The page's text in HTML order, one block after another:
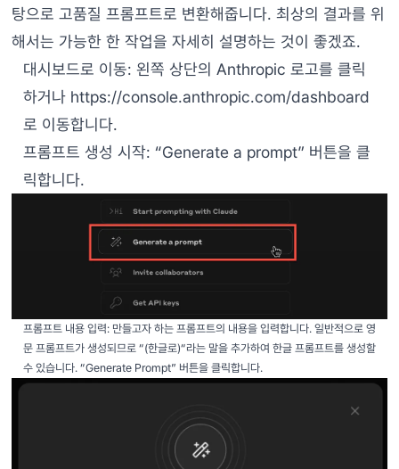
탕으로 고품질 프롬프트로 변환해줍니다. 최상의 결과를 위
해서는 가능한 한 작업을 자세히 설명하는 것이 좋겠죠.
대시보드로 이동: 왼쪽 상단의 Anthropic 로고를 클릭
하거나 https://console.anthropic.com/dashboard
로 이동합니다.
프롬프트 생성 시작: “Generate a prompt” 버튼을 클
릭합니다.
프롬프트 내용 입력: 만들고자 하는 프롬프트의 내용을 입력합니다. 일반적으로 영
문 프롬프트가 생성되므로 “(한글로)“라는 말을 추가하여 한글 프롬프트를 생성할
수 있습니다. “Generate Prompt” 버튼을 클릭합니다.